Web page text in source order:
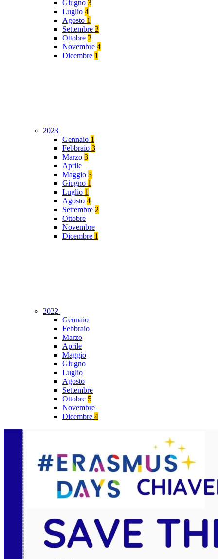
Giugno 3
Luglio 4
Agosto 1
Settembre 2
Ottobre 2
Novembre 4
Dicembre 1
2023
Gennaio 1
Febbraio 3
Marzo 3
Aprile
Maggio 3
Giugno 1
Luglio 1
Agosto 4
Settembre 2
Ottobre
Novembre
Dicembre 1
2022
Gennaio
Febbraio
Marzo
Aprile
Maggio
Giugno
Luglio
Agosto
Settembre
Ottobre 5
Novembre
Dicembre 4